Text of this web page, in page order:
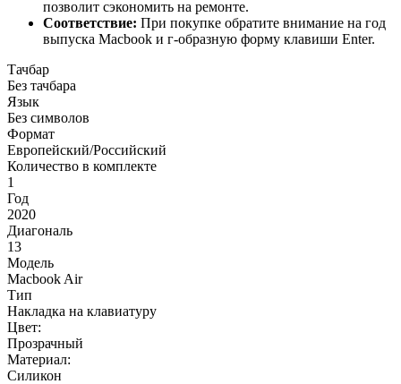
позволит сэкономить на ремонте.
Соответствие: При покупке обратите внимание на год
выпуска Macbook и г-образную форму клавиши Enter.
Тачбар
Без тачбара
Язык
Без символов
Формат
Европейский/Российский
Количество в комплекте
1
Год
2020
Диагональ
13
Модель
Macbook Air
Тип
Накладка на клавиатуру
Цвет:
Прозрачный
Материал:
Силикон